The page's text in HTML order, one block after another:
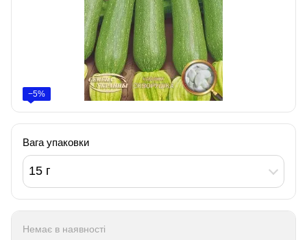
−5%
Вага упаковки
15 г
Немає в наявності